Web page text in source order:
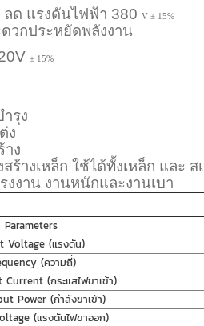
ลด แรงดันไฟฟ้า 380V ± 15%
ดวกประหยัดพลังงาน
± 15%
รุง
ง
าง
ร้างเหล็ก ใช้ได้ทั้งเหล็ก และ ส
งงาน งานหนักและงานเบา
Parameters
Voltage (แรงดัน)
(ความถี่)
(กระแสไฟขาเข้า)
Power (กำลังขาเข้า)
(แรงดันไฟขาออก)